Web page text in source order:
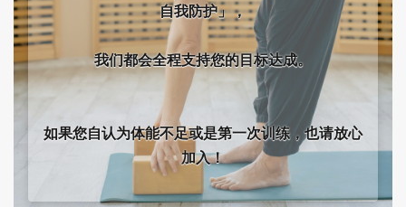
自我防护」，
我们都会全程支持您的目标达成。
如果您自认为体能不足或是第一次训练，也请放心
加入！